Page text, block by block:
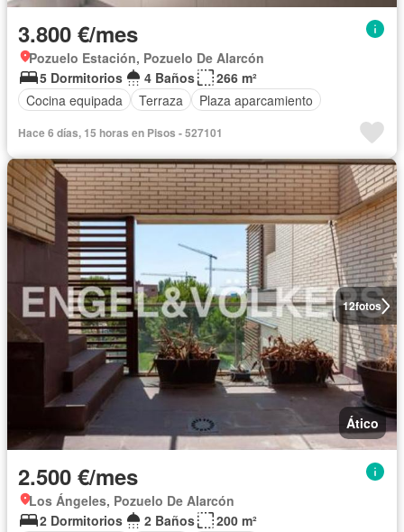
3.800 €/mes
Pozuelo Estación, Pozuelo De Alarcón
5 Dormitorios
4 Baños
266 m²
Cocina equipada
Terraza Plaza aparcamiento
Hace 6 días, 15 horas en Pisos - 527101
12fotos
Ático
2.500 €/mes
Los Ángeles, Pozuelo De Alarcón
2 Dormitorios
2 Baños
200 m²